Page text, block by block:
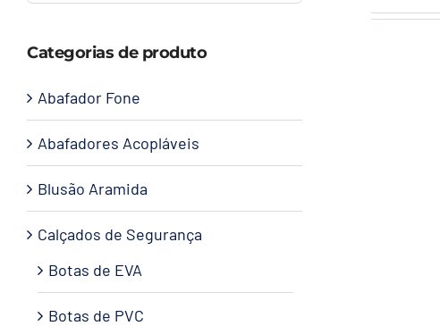
Categorias de produto
Abafador Fone
Abafadores Acopláveis
Blusão Aramida
Calçados de Segurança
Botas de EVA
Botas de PVC